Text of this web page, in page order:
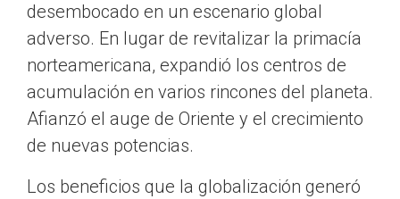
desembocado en un escenario global
adverso. En lugar de revitalizar la primacía
norteamericana, expandió los centros de
acumulación en varios rincones del planeta.
Afianzó el auge de Oriente y el crecimiento
de nuevas potencias.
Los beneficios que la globalización generó